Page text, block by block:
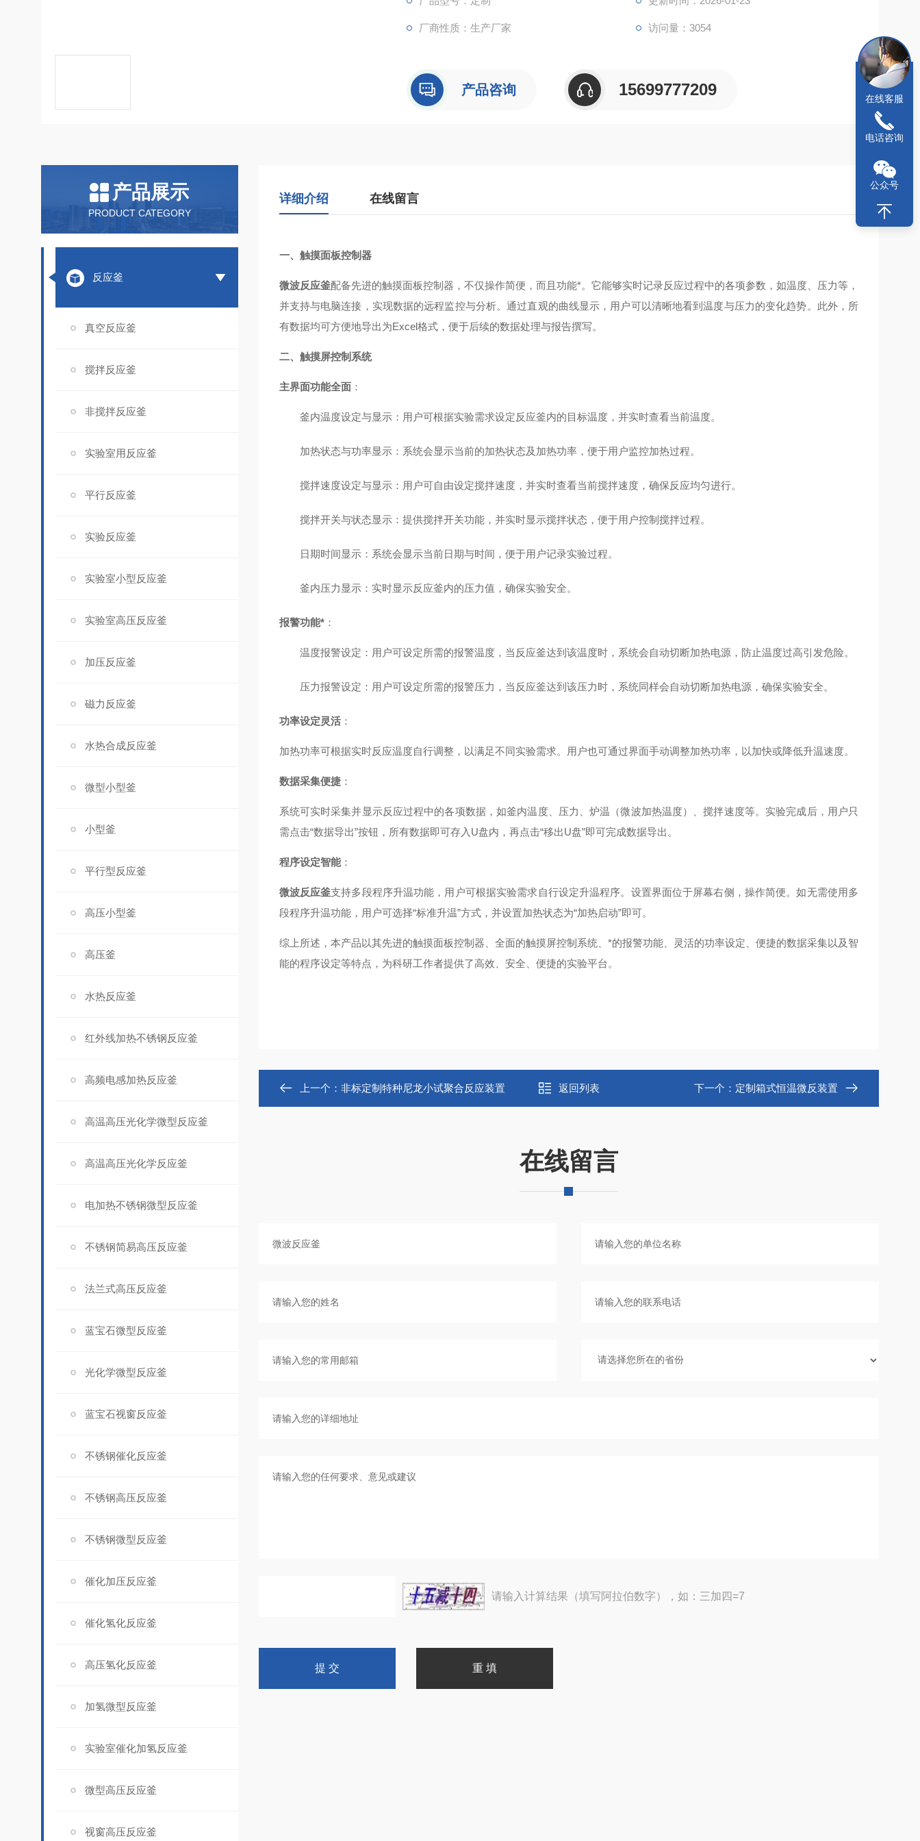
厂商性质：生产厂家 访问量：3054
产品咨询 15699777209
产品展示
PRODUCT CATEGORY
反应釜
真空反应釜
搅拌反应釜
非搅拌反应釜
实验室用反应釜
平行反应釜
实验反应釜
实验室小型反应釜
实验室高压反应釜
加压反应釜
磁力反应釜
水热合成反应釜
微型小型釜
小型釜
平行型反应釜
高压小型釜
高压釜
水热反应釜
红外线加热不锈钢反应釜
高频电感加热反应釜
高温高压光化学微型反应釜
高温高压光化学反应釜
电加热不锈钢微型反应釜
不锈钢简易高压反应釜
法兰式高压反应釜
蓝宝石微型反应釜
光化学微型反应釜
蓝宝石视窗反应釜
不锈钢催化反应釜
不锈钢高压反应釜
不锈钢微型反应釜
催化加压反应釜
催化氢化反应釜
高压氢化反应釜
加氢微型反应釜
实验室催化加氢反应釜
微型高压反应釜
视窗高压反应釜
详细介绍 在线留言
一、触摸面板控制器
微波反应釜配备先进的触摸面板控制器，不仅操作简便，而且功能*。它能够实时记录反应过程中的各项参数，如温度、压力等，
并支持与电脑连接，实现数据的远程监控与分析。通过直观的曲线显示，用户可以清晰地看到温度与压力的变化趋势。此外，所
有数据均可方便地导出为Excel格式，便于后续的数据处理与报告撰写。
二、触摸屏控制系统
主界面功能全面：
釜内温度设定与显示：用户可根据实验需求设定反应釜内的目标温度，并实时查看当前温度。
加热状态与功率显示：系统会显示当前的加热状态及加热功率，便于用户监控加热过程。
搅拌速度设定与显示：用户可自由设定搅拌速度，并实时查看当前搅拌速度，确保反应均匀进行。
搅拌开关与状态显示：提供搅拌开关功能，并实时显示搅拌状态，便于用户控制搅拌过程。
日期时间显示：系统会显示当前日期与时间，便于用户记录实验过程。
釜内压力显示：实时显示反应釜内的压力值，确保实验安全。
报警功能*：
温度报警设定 ：用户可设定所需的报警温度，当反应釜达到该温度时，系统会自动切断加热电源，防止温度过高引发危险。
压力报警设定 ：用户可设定所需的报警压力，当反应釜达到该压力时，系统同样会自动切断加热电源，确保实验安全。
功率设定灵活：
加热功率可根据实时反应温度自行调整，以满足不同实验需求。用户也可通过界面手动调整加热功率，以加快或降低升温速度。
数据采集便捷：
系统可实时采集并显示反应过程中的各项数据，如釜内温度、压力、炉温（微波加热温度）、搅拌速度等。实验完成后，用户只
需点击“数据导出”按钮，所有数据即可存入U盘内，再点击“移出U盘”即可完成数据导出。
程序设定智能：
微波反应釜支持多段程序升温功能，用户可根据实验需求自行设定升温程序。设置界面位于屏幕右侧，操作简便。如无需使用多
段程序升温功能，用户可选择“标准升温”方式，并设置加热状态为“加热启动”即可。
综上所述，本产品以其先进的触摸面板控制器、全面的触摸屏控制系统、*的报警功能、灵活的功率设定、便捷的数据采集以及智
能的程序设定等特点，为科研工作者提供了高效、安全、便捷的实验平台。
上一个： 非标定制特种尼龙小试聚合反应装置 返回列表 下一个： 定制箱式恒温微反装置
在线留言
请输入计算结果（填写阿拉伯数字），如：三加四=7
在线客服
电话咨询
公众号